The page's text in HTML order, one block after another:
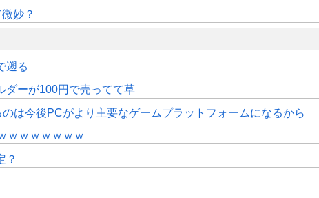
妙？
遡る
ダーが100円で売ってて草
は今後PCがより主要なゲームプラットフォームになるから
ｗｗｗｗｗｗ
？